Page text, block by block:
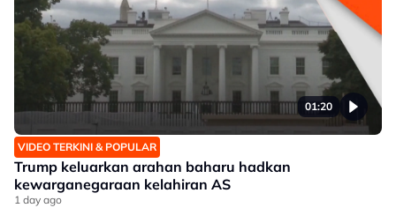
01:20
VIDEO TERKINI & POPULAR
Trump keluarkan arahan baharu hadkan
kewarganegaraan kelahiran AS
1 day ago